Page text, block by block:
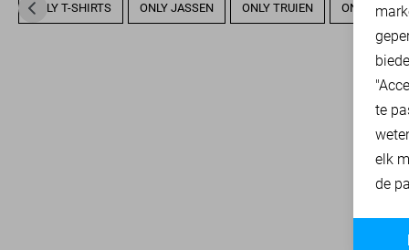
ONLY T-SHIRTS ONLY JASSEN ONLY TRUIEN ONLY
te
elk
de